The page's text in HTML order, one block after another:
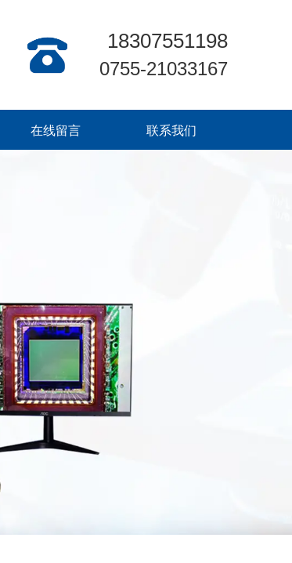
18307551198
0755-21033167
在线留言 联系我们